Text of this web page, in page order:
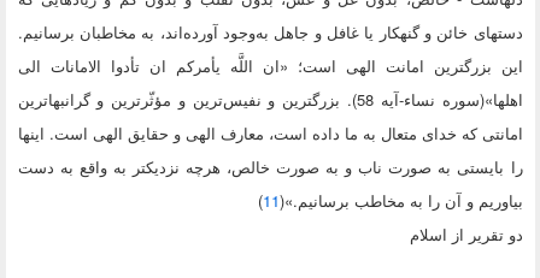
دستهای خائن و گنهکار یا غافل و جاهل به‌وجود آورده‌اند، به مخاطبان برسانیم.
این بزرگترین امانت الهی است؛ «ان اللَّه یأمرکم ان تأدوا الامانات الی
اهلها»(سوره نساء-آیه 58). بزرگترین و نفیس‌ترین و مؤثّرترین و گرانبهاترین
امانتی که خدای متعال به ما داده است، معارف الهی و حقایق الهی است. اینها
را بایستی به صورت ناب و به صورت خالص، هرچه نزدیکتر به واقع به دست
بیاوریم و آن را به مخاطب برسانیم.»(11
)
دو تقریر از اسلام